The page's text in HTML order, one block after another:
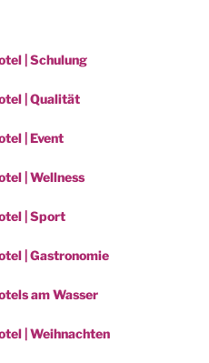
| Schulung
| Qualität
| Event
| Wellness
| Sport
| Gastronomie
am Wasser
| Weihnachten